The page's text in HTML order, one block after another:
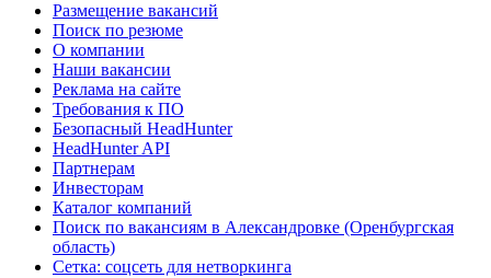
Размещение вакансий
Поиск по резюме
О компании
Наши вакансии
Реклама на сайте
Требования к ПО
Безопасный HeadHunter
HeadHunter API
Партнерам
Инвесторам
Каталог компаний
Поиск по вакансиям в Александровке (Оренбургская
область)
Сетка: соцсеть для нетворкинга